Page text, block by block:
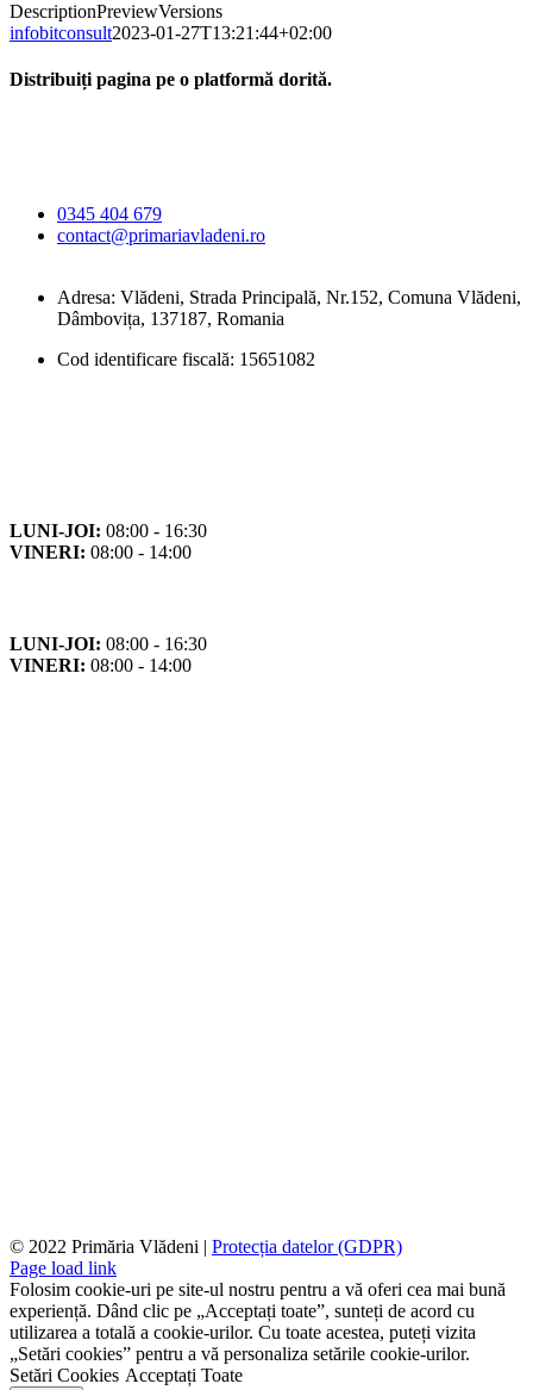
DescriptionPreviewVersions
infobitconsult2023-01-27T13:21:44+02:00
Distribuiți pagina pe o platformă dorită.
0345 404 679
contact@primariavladeni.ro
Adresa: Vlădeni, Strada Principală, Nr.152, Comuna Vlădeni,
Dâmbovița, 137187, Romania
Cod identificare fiscală: 15651082
LUNI-JOI: 08:00 - 16:30
VINERI: 08:00 - 14:00
LUNI-JOI: 08:00 - 16:30
VINERI: 08:00 - 14:00
© 2022 Primăria Vlădeni | Protecția datelor (GDPR)
Page load link
Folosim cookie-uri pe site-ul nostru pentru a vă oferi cea mai bună
experiență. Dând clic pe „Acceptați toate”, sunteți de acord cu
utilizarea a totală a cookie-urilor. Cu toate acestea, puteți vizita
„Setări cookies” pentru a vă personaliza setările cookie-urilor.
Setări Cookies Acceptați Toate